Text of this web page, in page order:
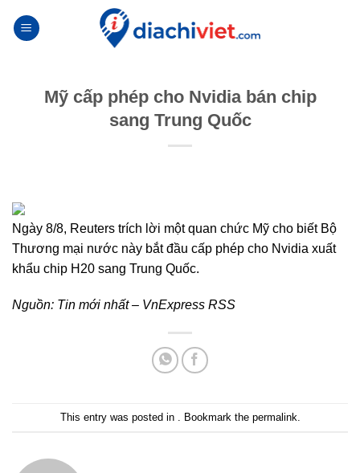
Mỹ cấp phép cho Nvidia bán chip
sang Trung Quốc
Ngày 8/8, Reuters trích lời một quan chức Mỹ cho biết Bộ
Thương mại nước này bắt đầu cấp phép cho Nvidia xuất
khẩu chip H20 sang Trung Quốc.
Nguồn: Tin mới nhất – VnExpress RSS
This entry was posted in . Bookmark the permalink